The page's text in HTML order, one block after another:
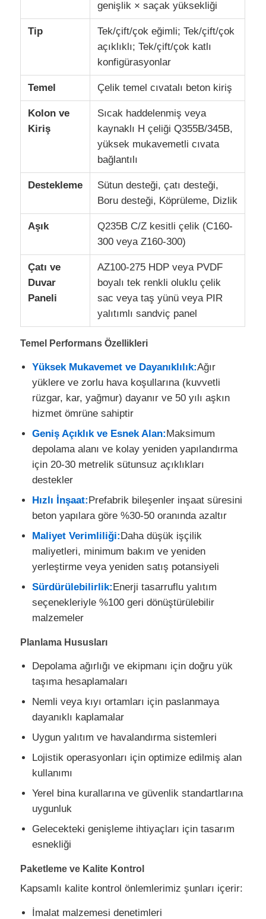
Prefabrik çelik yapı
Çelik yapı deposu
Çelik yapı atölyesi
Çelik yapı yapısı
Çelik çerçeve binası
Çelik yapı imalatı
Çelik Yapı Malzemesi
Sığır kulübesine
At Ahırı
Çelik Garaj
genişlik × saçak yüksekliği
Tip
Tek/çift/çok eğimli; Tek/çift/çok
açıklıklı; Tek/çift/çok katlı
konfigürasyonlar
Temel Çelik temel cıvatalı beton kiriş
Kolon ve
Kiriş
Sıcak haddelenmiş veya
kaynaklı H çeliği Q355B/345B,
yüksek mukavemetli cıvata
bağlantılı
Destekleme
Sütun desteği, çatı desteği,
Boru desteği, Köprüleme, Dizlik
Aşık
Q235B C/Z kesitli çelik (C160-
300 veya Z160-300)
Çatı ve
Duvar
Paneli
AZ100-275 HDP veya PVDF
boyalı tek renkli oluklu çelik
sac veya taş yünü veya PIR
yalıtımlı sandviç panel
Temel Performans Özellikleri
Yüksek Mukavemet ve Dayanıklılık:Ağır
yüklere ve zorlu hava koşullarına (kuvvetli
rüzgar, kar, yağmur) dayanır ve 50 yılı aşkın
hizmet ömrüne sahiptir
Geniş Açıklık ve Esnek Alan:Maksimum
depolama alanı ve kolay yeniden yapılandırma
için 20-30 metrelik sütunsuz açıklıkları
destekler
Hızlı İnşaat:Prefabrik bileşenler inşaat süresini
beton yapılara göre %30-50 oranında azaltır
Maliyet Verimliliği:Daha düşük işçilik
maliyetleri, minimum bakım ve yeniden
yerleştirme veya yeniden satış potansiyeli
Sürdürülebilirlik:Enerji tasarruflu yalıtım
seçenekleriyle %100 geri dönüştürülebilir
malzemeler
Planlama Hususları
Depolama ağırlığı ve ekipmanı için doğru yük
taşıma hesaplamaları
Nemli veya kıyı ortamları için paslanmaya
dayanıklı kaplamalar
Uygun yalıtım ve havalandırma sistemleri
Lojistik operasyonları için optimize edilmiş alan
kullanımı
Yerel bina kurallarına ve güvenlik standartlarına
uygunluk
Gelecekteki genişleme ihtiyaçları için tasarım
esnekliği
Paketleme ve Kalite Kontrol
Kapsamlı kalite kontrol önlemlerimiz şunları içerir:
İmalat malzemesi denetimleri